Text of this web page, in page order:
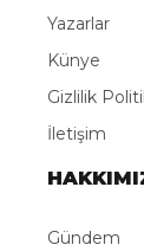
Yazarlar
Künye
Gizlilik
İletişim
Gündem